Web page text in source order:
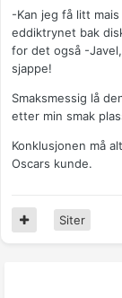
-Kan jeg få litt
eddiktrynet bak
for det også -
sjappe!
Smaksmessig lå
etter min smak
Konklusjonen må
Oscars kunde.
Siter